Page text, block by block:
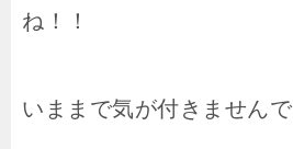
ね！！
いままで気が付きませんで